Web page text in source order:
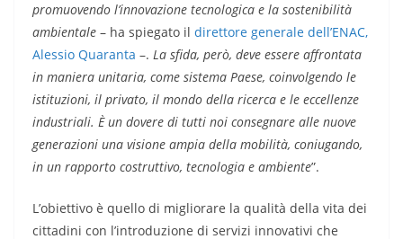
promuovendo l’innovazione tecnologica e la sostenibilità
ambientale – ha spiegato il direttore generale dell’ENAC,
Alessio Quaranta –. La sfida, però, deve essere affrontata
in maniera unitaria, come sistema Paese, coinvolgendo le
istituzioni, il privato, il mondo della ricerca e le eccellenze
industriali. È un dovere di tutti noi consegnare alle nuove
generazioni una visione ampia della mobilità, coniugando,
in un rapporto costruttivo, tecnologia e ambiente”.
L’obiettivo è quello di migliorare la qualità della vita dei
cittadini con l’introduzione di servizi innovativi che